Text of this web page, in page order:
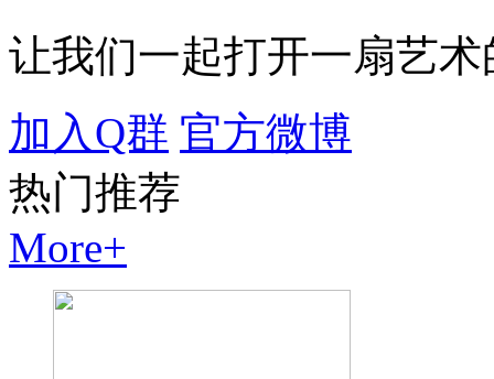
让我们一起打开一扇艺术
加入Q群 官方微博
热门推荐
More+